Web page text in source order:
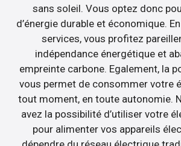
sans soleil. Vous optez donc
d’énergie durable et économique.
services, vous profitez
indépendance énergétique et
empreinte carbone. Egalement, la
vous permet de consommer votre
tout moment, en toute autonomie.
avez la possibilité d’utiliser votre
pour alimenter vos appareils